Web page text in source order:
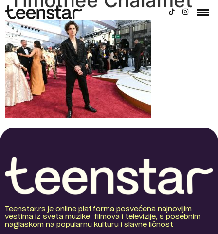
Teenstar.rs je online platforma posvećena najnovijim
vestima iz sveta muzike, filmova i televizije, s posebnim
naglaskom na popularnu kulturu i slavne ličnost